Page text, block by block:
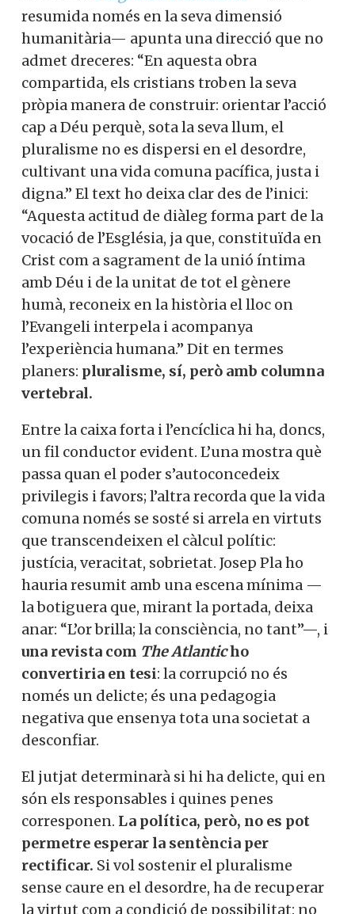
resumida només en la seva dimensió
humanitària— apunta una direcció que no
admet dreceres: “En aquesta obra
compartida, els cristians troben la seva
pròpia manera de construir: orientar l’acció
cap a Déu perquè, sota la seva llum, el
pluralisme no es dispersi en el desordre,
cultivant una vida comuna pacífica, justa i
digna.” El text ho deixa clar des de l’inici:
“Aquesta actitud de diàleg forma part de la
vocació de l’Església, ja que, constituïda en
Crist com a sagrament de la unió íntima
amb Déu i de la unitat de tot el gènere
humà, reconeix en la història el lloc on
l’Evangeli interpela i acompanya
l’experiència humana.” Dit en termes
planers: pluralisme, sí, però amb columna
vertebral.
Entre la caixa forta i l’encíclica hi ha, doncs,
un fil conductor evident. L’una mostra què
passa quan el poder s’autoconcedeix
privilegis i favors; l’altra recorda que la vida
comuna només se sosté si arrela en virtuts
que transcendeixen el càlcul polític:
justícia, veracitat, sobrietat. Josep Pla ho
hauria resumit amb una escena mínima —
la botiguera que, mirant la portada, deixa
anar: “L’or brilla; la consciència, no tant”—, i
una revista com The Atlanticho
convertiria en tesi: la corrupció no és
només un delicte; és una pedagogia
negativa que ensenya tota una societat a
desconfiar.
El jutjat determinarà si hi ha delicte, qui en
són els responsables i quines penes
corresponen. La política, però, no es pot
permetre esperar la sentència per
rectificar. Si vol sostenir el pluralisme
sense caure en el desordre, ha de recuperar
la virtut com a condició de possibilitat: no